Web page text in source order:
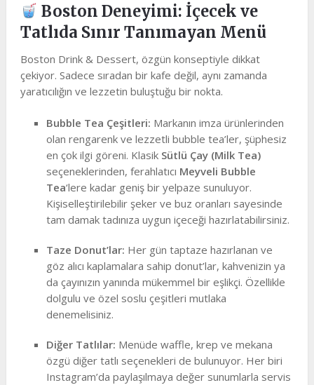
Boston Deneyimi: İçecek ve
Tatlıda Sınır Tanımayan Menü
Boston Drink & Dessert, özgün konseptiyle dikkat
çekiyor. Sadece sıradan bir kafe değil, aynı zamanda
yaratıcılığın ve lezzetin buluştuğu bir nokta.
Bubble Tea Çeşitleri: Markanın imza ürünlerinden
olan rengarenk ve lezzetli bubble tea’ler, şüphesiz
en çok ilgi göreni. Klasik Sütlü Çay (Milk Tea)
seçeneklerinden, ferahlatıcı Meyveli Bubble
Tea‘lere kadar geniş bir yelpaze sunuluyor.
Kişiselleştirilebilir şeker ve buz oranları sayesinde
tam damak tadınıza uygun içeceği hazırlatabilirsiniz.
Taze Donut’lar: Her gün taptaze hazırlanan ve
göz alıcı kaplamalara sahip donut’lar, kahvenizin ya
da çayınızın yanında mükemmel bir eşlikçi. Özellikle
dolgulu ve özel soslu çeşitleri mutlaka
denemelisiniz.
Diğer Tatlılar: Menüde waffle, krep ve mekana
özgü diğer tatlı seçenekleri de bulunuyor. Her biri
Instagram’da paylaşılmaya değer sunumlarla servis